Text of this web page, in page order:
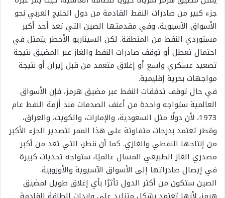
جزء كبير من صادرات النفط القادمة من دول الخليج العربي نحو
الأسواق الآسيوية، وفي مقدمتها الصين التي تعد أحد أكبر
مستوردي النفط من المنطقة. لكن السيناريو الأخطر يتمثل في
احتمال تعطل أو توقف صادرات النفط والغاز عبر المضيق نتيجة
تصعيد عسكري واسع أو إغلاق متعمد من قبل إيران أو نتيجة
مواجهات بحرية إقليمية.
في حال توقف تدفقات النفط عبر مضيق هرمز، فإن الأسواق
العالمية ستواجه واحدة من أعنف الصدمات منذ أزمة النفط عام
1973، لأن دولًا مثل السعودية، والإمارات، والكويت، والعراق،
وقطر تعتمد بدرجات متفاوتة على هذا الممر لتصدير الجزء الأكبر
من إنتاجها النفطي والغازي. كما أن قطر، التي تعد من أكبر
مصدري الغاز الطبيعي المسال عالميًا، ستواجه تحديات كبيرة
في إيصال صادراتها إلى الأسواق الآسيوية والأوروبية.
الصين ستكون من أكثر الدول تأثرًا بأي إغلاق طويل لمضيق